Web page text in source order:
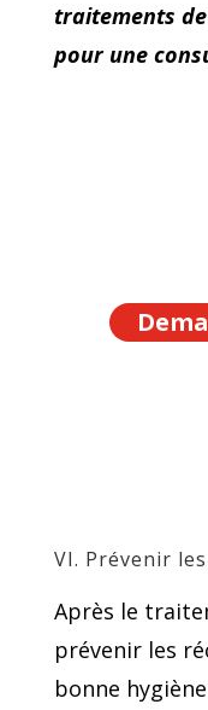
traitements
pour une
VI. Prévenir
Après le
prévenir les
bonne